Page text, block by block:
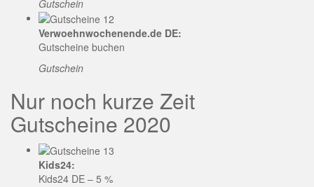
Gutschein
Verwoehnwochenende.de DE:
Gutscheine buchen
Gutschein
Nur noch kurze Zeit
Gutscheine 2020
Kids24:
Kids24 DE – 5 %